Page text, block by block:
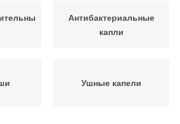
Антибактериальные
капли
Ушные капели